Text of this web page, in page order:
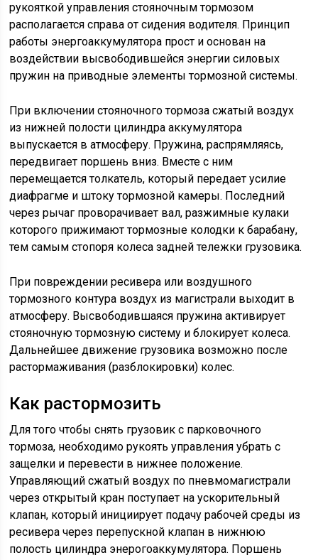
рукояткой управления стояночным тормозом
располагается справа от сидения водителя. Принцип
работы энергоаккумулятора прост и основан на
воздействии высвободившейся энергии силовых
пружин на приводные элементы тормозной системы.
При включении стояночного тормоза сжатый воздух
из нижней полости цилиндра аккумулятора
выпускается в атмосферу. Пружина, распрямляясь,
передвигает поршень вниз. Вместе с ним
перемещается толкатель, который передает усилие
диафрагме и штоку тормозной камеры. Последний
через рычаг проворачивает вал, разжимные кулаки
которого прижимают тормозные колодки к барабану,
тем самым стопоря колеса задней тележки грузовика.
При повреждении ресивера или воздушного
тормозного контура воздух из магистрали выходит в
атмосферу. Высвободившаяся пружина активирует
стояночную тормозную систему и блокирует колеса.
Дальнейшее движение грузовика возможно после
растормаживания (разблокировки) колес.
Как растормозить
Для того чтобы снять грузовик с парковочного
тормоза, необходимо рукоять управления убрать с
защелки и перевести в нижнее положение.
Управляющий сжатый воздух по пневмомагистрали
через открытый кран поступает на ускорительный
клапан, который инициирует подачу рабочей среды из
ресивера через перепускной клапан в нижнюю
полость цилиндра энерогоаккумулятора. Поршень